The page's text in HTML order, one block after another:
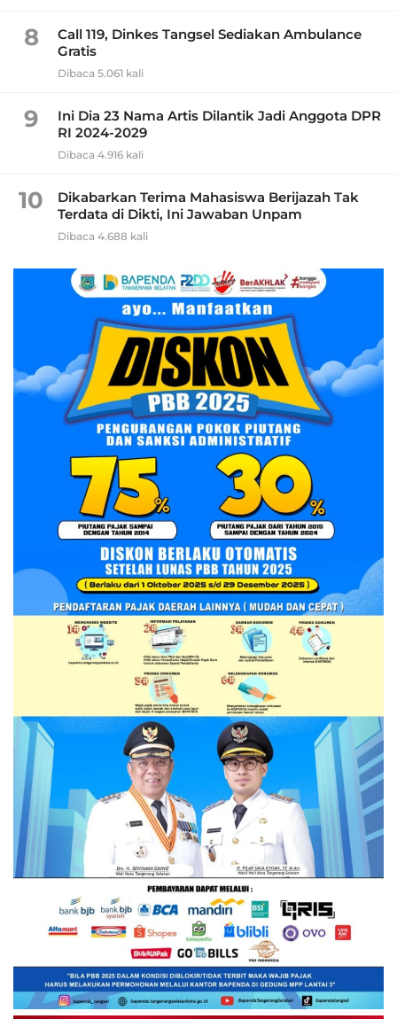
8
Call 119, Dinkes Tangsel Sediakan Ambulance
Gratis
Dibaca 5.061 kali
9
Ini Dia 23 Nama Artis Dilantik Jadi Anggota DPR
RI 2024-2029
Dibaca 4.916 kali
10
Dikabarkan Terima Mahasiswa Berijazah Tak
Terdata di Dikti, Ini Jawaban Unpam
Dibaca 4.688 kali